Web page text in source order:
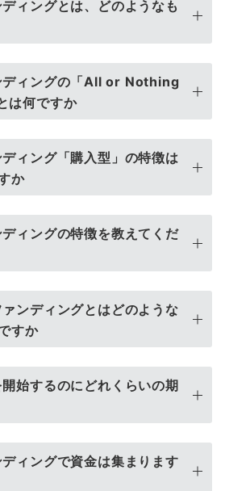
ィングとは、どのようなも
ディングの「All or Nothing
は何ですか
ィング「購入型」の特徴は
か
ィングの特徴を教えてくだ
ンディングとはどのような
すか
始するのにどれくらいの期
ィングで資金は集まります